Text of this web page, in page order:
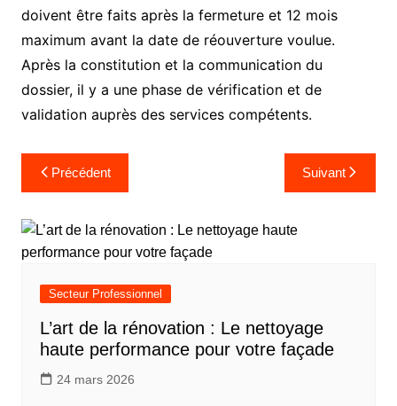
doivent être faits après la fermeture et 12 mois
maximum avant la date de réouverture voulue.
Après la constitution et la communication du
dossier, il y a une phase de vérification et de
validation auprès des services compétents.
Navigation
de
l’article
Précédent Suivant
Secteur Professionnel
L’art de la rénovation : Le nettoyage
haute performance pour votre façade
24 mars 2026